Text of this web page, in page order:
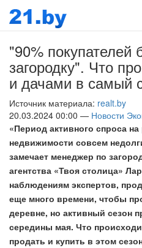
"90% покупателей
загородку". Что
и дачами в самый
Источник материала: realt.by
20.03.2024 00:00 — Новости
«Период активного спроса
недвижимости совсем
замечает менеджер по
агентства «Твоя столица»
наблюдениям экспертов,
еще много времени, чтобы
деревне, но активный сезон
середины мая. Что
продать и купить в этом